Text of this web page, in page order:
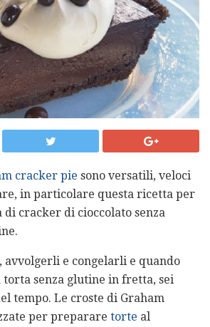
cracker pie sono versatili, veloci
in particolare questa ricetta per
cracker di cioccolato senza
avvolgerli e congelarli e quando
torta senza glutine in fretta, sei
tempo. Le croste di Graham
per preparare torte al